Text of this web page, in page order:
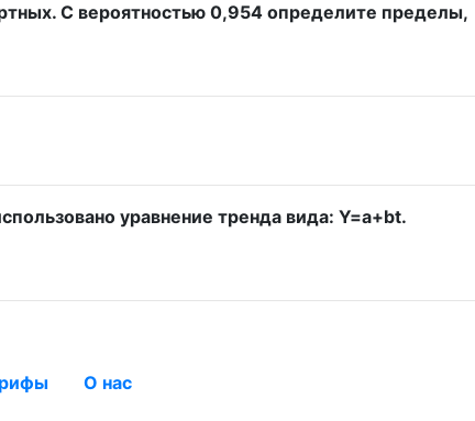
С вероятностью 0,954 определите пределы,
уравнение тренда вида: Y=a+bt.
О нас